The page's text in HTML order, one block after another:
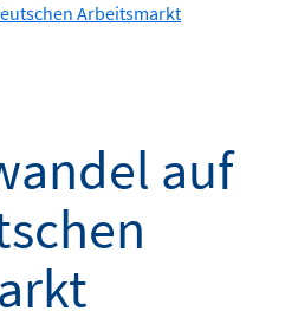
Arbeitsmarkt
auf